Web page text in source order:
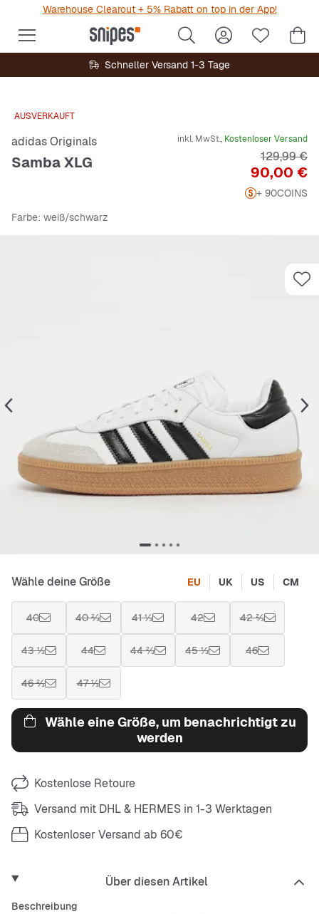
Warehouse Clearout + 5% Rabatt on top in der App!
Schneller Versand 1-3 Tage
AUSVERKAUFT
adidas Originals
Samba XLG
inkl. MwSt., Kostenloser Versand
Preis
90,00 €
129,99 €
+ 90COINS
Farbe: weiß/schwarz
Wähle deine Größe EU UK US CM
40 40 ⅔ 41 ⅓ 42 42 ⅔
43 ⅓ 44 44 ⅔ 45 ⅓ 46
46 ⅔ 47 ⅓
Wähle eine Größe, um benachrichtigt zu
werden
Kostenlose Retoure
Versand mit DHL & HERMES in 1-3 Werktagen
Kostenloser Versand ab 60€
Über diesen Artikel
Beschreibung